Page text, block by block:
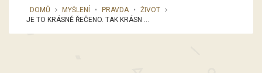
DOMŮ MYŠLENÍ • PRAVDA •
ŽIVOT
JE TO KRÁSNĚ ŘEČENO. TAK KRÁSN ...